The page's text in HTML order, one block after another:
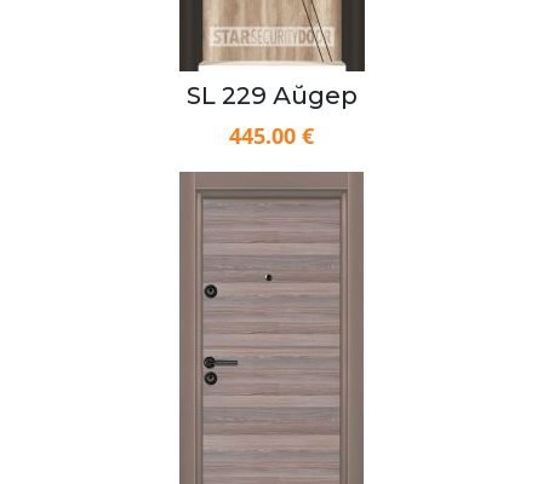
SL 229 Айдер
445.00 €